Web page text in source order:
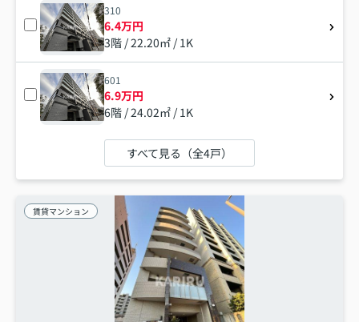
310
6.4万円
3階 / 22.20㎡ / 1K
601
6.9万円
6階 / 24.02㎡ / 1K
すべて見る（全4戸）
賃貸マンション